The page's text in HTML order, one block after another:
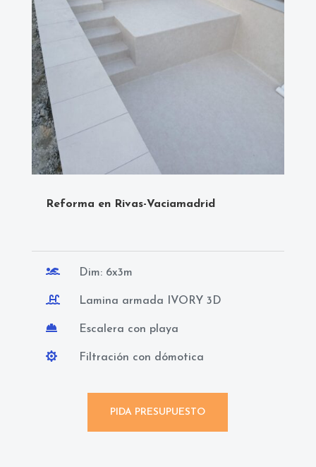
Reforma en Rivas-Vaciamadrid
 Dim: 6x3m
 Lamina armada IVORY 3D
 Escalera con playa
 Filtración con dómotica
PIDA PRESUPUESTO